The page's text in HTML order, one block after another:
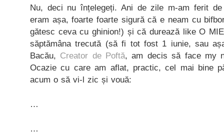
Nu, deci nu înțelegeți. Ani de zile m-am ferit
eram așa, foarte foarte sigură că e neam cu
gătesc ceva cu ghinion!) și că durează like O
săptămâna trecută (să fi tot fost 1 iunie, sau
Bacău, Creator de Poftă, am decis să face my
Ocazie cu care am aflat, practic, cel mai bine
acum o să vi-l zic și vouă:
…
…